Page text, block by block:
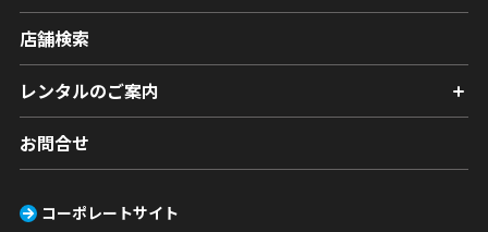
店舗検索
レンタルのご案内
お問合せ
コーポレートサイト